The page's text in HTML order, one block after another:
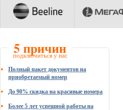
5 причин
подключиться у нас
Полный пакет документов на
приобретаемый номер
До 90% скидка на красивые номера
Более 5 лет успешной работы на